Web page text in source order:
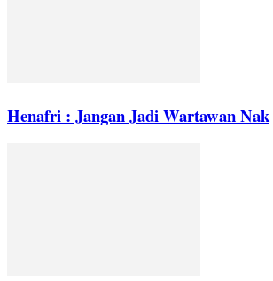
Henafri : Jangan Jadi Wartawan Nak